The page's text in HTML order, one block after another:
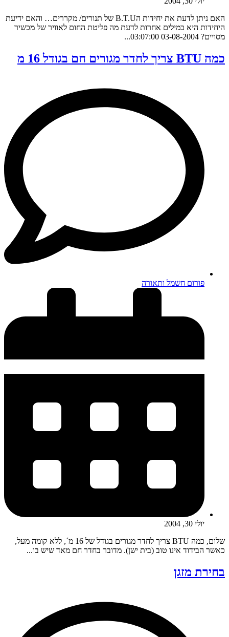
האם ניתן לדעת את יחידות הB.T.U של תנורים/ מקררים… והאם ידיעת
היחידות היא במילים אחרות לדעת מה פליטת החום לאוויר של מכשיר
מסויים? 03-08-2004 03:07:00...
כמה BTU צריך לחדר מגורים חם בגודל 16 מ
פורום חשמל ותאורה
יולי 30, 2004
שלום, כמה BTU צריך לחדר מגורים בגודל של 16 מ´, ללא קומה מעל,
כאשר הבידוד אינו טוב (בית ישן). מדובר בחדר חם מאד שיש בו...
בחירת מזגן